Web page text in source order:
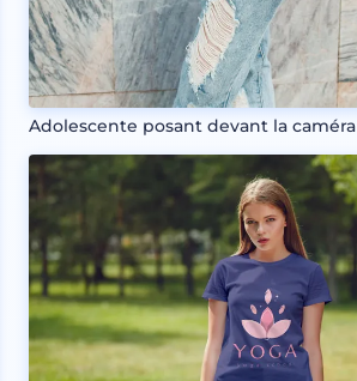
Adolescente posant devant la caméra